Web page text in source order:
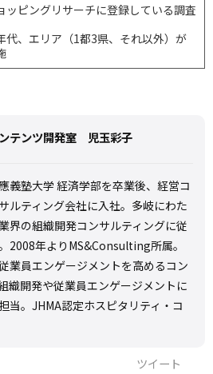
ッピングリサーチに登録している調査
代、エリア（1都3県、それ以外）が
テンツ開発室 児玉彩子
義塾大学 経済学部を卒業後、経営コ
ルティング会社に入社。多岐にわた
界の組織開発コンサルティングに従
2008年よりMS&Consulting所属。
業員エンゲージメントを高めるコン
織開発や従業員エンゲージメントに
当。JHMA認定ホスピタリティ・コ
ツイート